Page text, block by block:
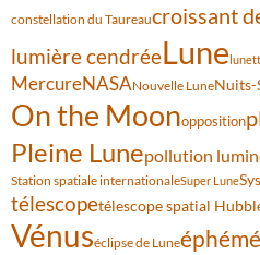
constellation du Taureaucroissant
lumière cendréeLune
MercureNASANouvelle LuneNuits-
On the Moonopposition
Pleine Lunepollution
Station spatiale internationaleSuper Lune
télescopetélescope spatial
Vénuséclipse de Lune